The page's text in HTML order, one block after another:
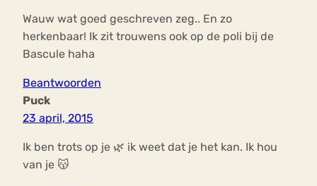
Wauw wat goed geschreven zeg.. En zo
herkenbaar! Ik zit trouwens ook op de poli bij de
Bascule haha
Beantwoorden
Puck
23 april, 2015
Ik ben trots op je 🌿 ik weet dat je het kan. Ik hou
van je 😽